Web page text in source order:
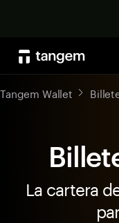
Tangem Wallet
La cartera